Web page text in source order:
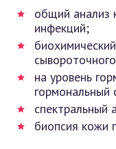
общий анализ
инфекций;
на уровень
гормональный
спектральный
биопсия кожи